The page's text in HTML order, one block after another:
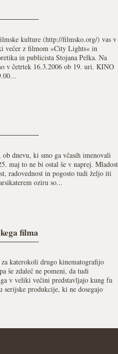
kulture (http://filmsko.org/) vas v
večer z filmom »City Lights« in
in publicista Stojana Pelka. Na
v četrtek 16.3.2006 ob 19. uri. KINO
dnevu, ki smo ga včasih imenovali
maj to ne bi ostal še v naprej. Mladost
radovednost in pogosto tudi željo iti
oziru so...
filma
katerokoli drugo kinematografijo
še zdaleč ne pomeni, da tudi
v veliki večini predstavljajo kung fu
produkcije, ki ne dosegajo